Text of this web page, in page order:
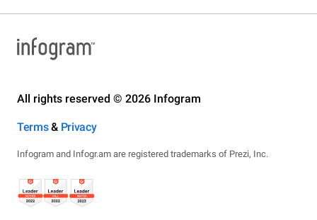
All rights reserved © 2026 Infogram
Terms& Privacy
Infogram and Infogr.am are registered trademarks of Prezi, Inc.